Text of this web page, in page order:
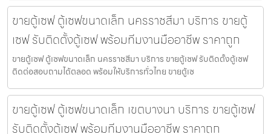
ขายตู้เซฟ ตู้เซฟขนาดเล็ก นครราชสีมา บริการ ขายตู้
เซฟ รับติดตั้งตู้เซฟ พร้อมทีมงานมืออาชีพ ราคาถูก
ขายตู้เซฟ ตู้เซฟขนาดเล็ก นครราชสีมา บริการ ขายตู้เซฟ รับติดตั้งตู้เซฟ
ติดต่อสอบถามได้ตลอด พร้อมให้บริการทั่วไทย ขายตู้เซ
ขายตู้เซฟ ตู้เซฟขนาดเล็ก เขตบางนา บริการ ขายตู้เซฟ
รับติดตั้งตู้เซฟ พร้อมทีมงานมืออาชีพ ราคาถูก